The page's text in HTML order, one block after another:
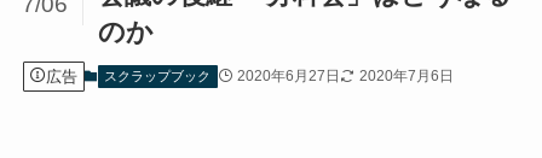
のか
広告 スクラップブック 2020年6月27日 2020年7月6日